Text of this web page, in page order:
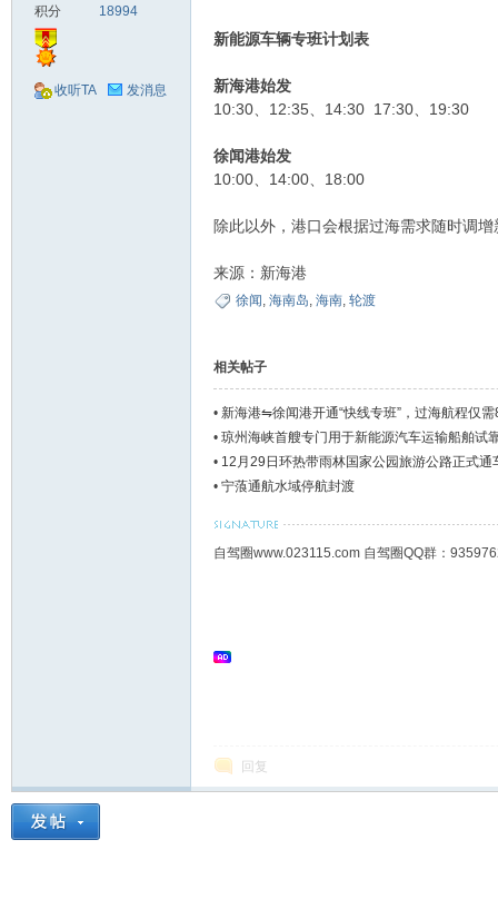
积分 18994
收听TA 发消息
新能源车辆专班计划表
新海港始发
10:30、12:35、14:30 17:30、19:30
徐闻港始发
10:00、14:00、18:00
除此以外，港口会根据过海需求随时调
来源：新海港
徐闻 , 海南岛, 海南, 轮渡
相关帖子
• 新海港⇋徐闻港开通“快线专班”，过海航程仅
• 琼州海峡首艘专门用于新能源汽车运输船舶试
• 12月29日环热带雨林国家公园旅游公路正式通
• 宁蒗通航水域停航封渡
自驾圈www.023115.com 自驾圈QQ群：
回复